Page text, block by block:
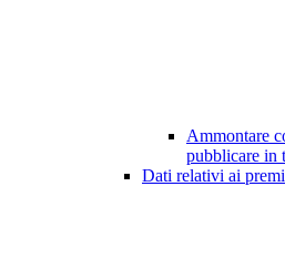
Ammontare
pubblicare in
Dati relativi ai premi